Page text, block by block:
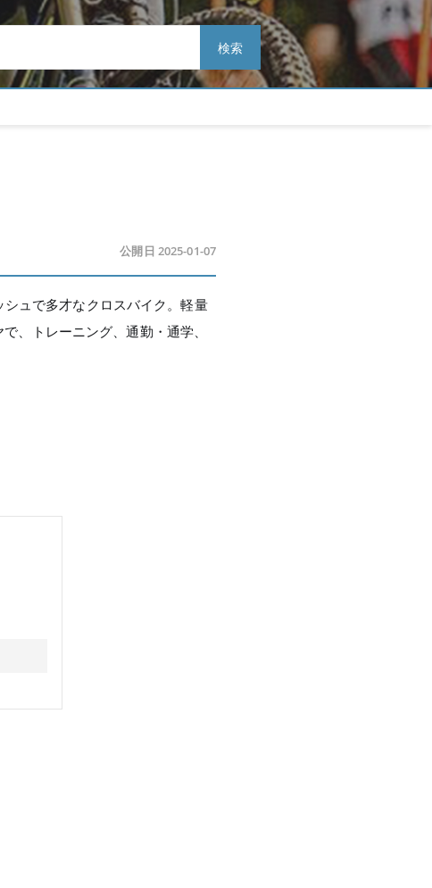
検索
公開日 2025-01-07
ュで多才なクロスバイク。軽量
、トレーニング、通勤・通学、